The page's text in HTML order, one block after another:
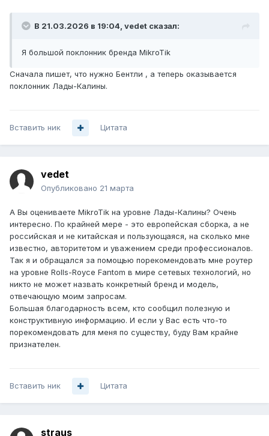
устройства (телефоны, ноутбуки и т.п.) работают на
рассчитаны они на ширину 20-40мгц, если поставите
wi-fi точек без помех на них не запустить, особенно это
касается ширины полосы 320мгц.
частоту, а так же просканировать эфир, что бы узнать с
У микротика, если зайти на их сайт, есть новости, и там,
роутеров - вот их и используйте для беспроводной сети.
А для проводной подойдет RB2004 или что поновее,
смотря на бюджет.
В 21.03.2026 в 19:04, vedet сказал:
Я большой поклонник бренда MikroTik
Сначала пишет, что нужно Бентли , а теперь оказывается
поклонник Лады-Калины.
Вставить ник Цитата
vedet
Опубликовано 21 марта
А Вы оцениваете MikroTik на уровне Лады-Калины? Очень
интересно. По крайней мере - это европейская сборка, а не
российская и не китайская и пользующаяся, на сколько мне
известно, авторитетом и уважением среди профессионалов.
Так я и обращался за помощью порекомендовать мне роутер
на уровне Rolls-Royce Fantom в мире сетевых технологий, но
никто не может назвать конкретный бренд и модель,
отвечающую моим запросам.
Большая благодарность всем, кто сообщил полезную и
конструктивную информацию. И если у Вас есть что-то
порекомендовать для меня по существу, буду Вам крайне
признателен.
Вставить ник Цитата
straus